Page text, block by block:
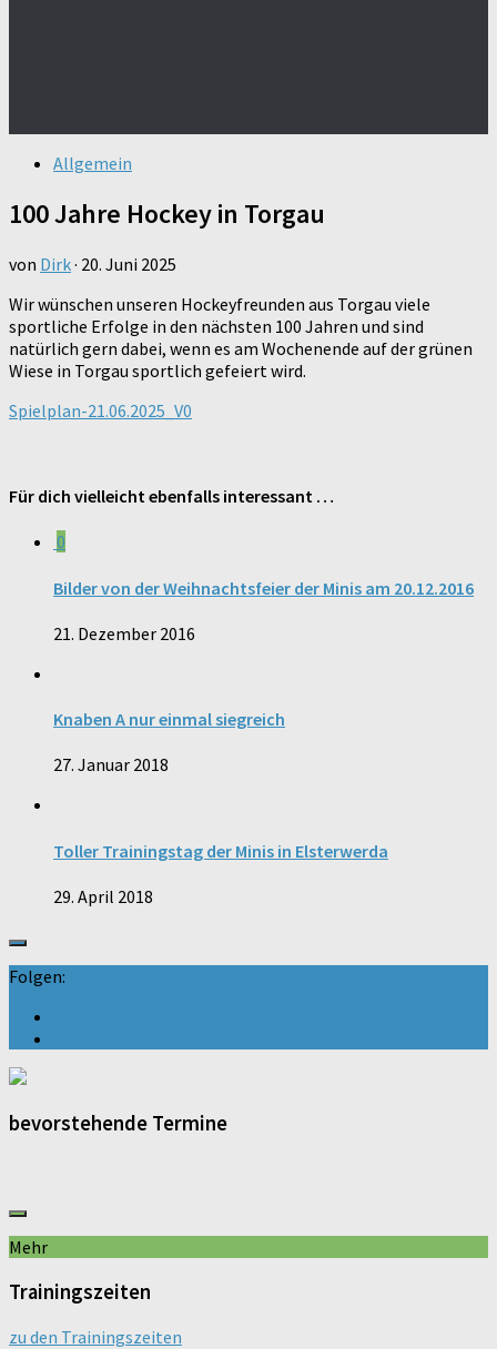
Allgemein
100 Jahre Hockey in Torgau
von Dirk· 20. Juni 2025
Wir wünschen unseren Hockeyfreunden aus Torgau viele
sportliche Erfolge in den nächsten 100 Jahren und sind
natürlich gern dabei, wenn es am Wochenende auf der grünen
Wiese in Torgau sportlich gefeiert wird.
Spielplan-21.06.2025_V0
Für dich vielleicht ebenfalls interessant …
0
Bilder von der Weihnachtsfeier der Minis am 20.12.2016
21. Dezember 2016
Knaben A nur einmal siegreich
27. Januar 2018
Toller Trainingstag der Minis in Elsterwerda
29. April 2018
Folgen:
bevorstehende Termine
Mehr
Trainingszeiten
zu den Trainingszeiten